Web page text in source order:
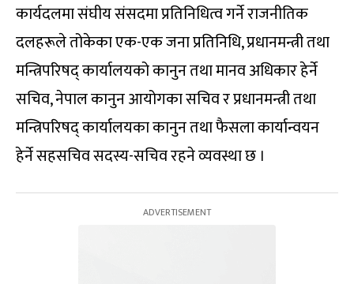
कार्यदलमा संघीय संसदमा प्रतिनिधित्व गर्ने राजनीतिक
दलहरूले तोकेका एक-एक जना प्रतिनिधि, प्रधानमन्त्री तथा
मन्त्रिपरिषद् कार्यालयको कानुन तथा मानव अधिकार हेर्ने
सचिव, नेपाल कानुन आयोगका सचिव र प्रधानमन्त्री तथा
मन्त्रिपरिषद् कार्यालयका कानुन तथा फैसला कार्यान्वयन
हेर्ने सहसचिव सदस्य-सचिव रहने व्यवस्था छ ।